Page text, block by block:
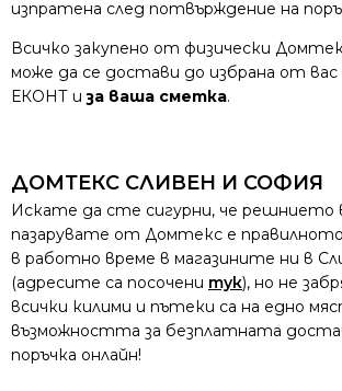
изпратена след потвърждение на
Всичко закупено от физически
може да се достави до избрана от вас
ЕКОНТ иза ваша сметка.
ДОМТЕКС СЛИВЕН И СОФИЯ
Искате да сте сигурни, че решнието
пазарувате от Домтекс е
в работно време в магазините ни в
(адресите са посочени тук), но не
всички килими и пътеки са на едно
възможността за безплатната
поръчка онлайн!